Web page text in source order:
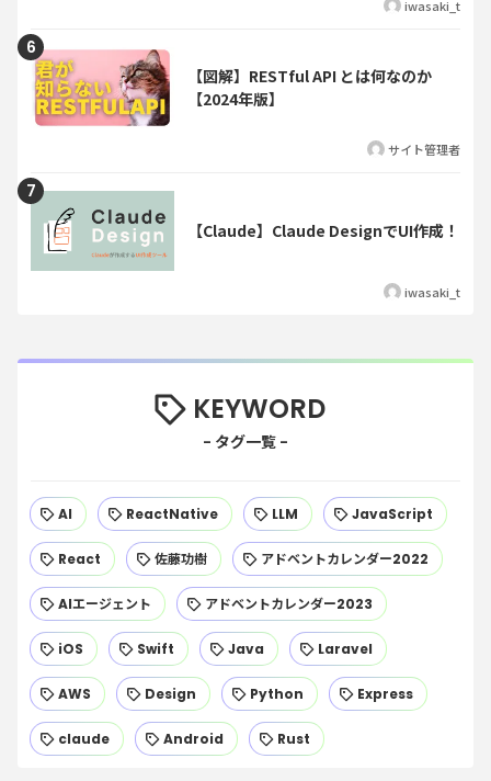
iwasaki_t
【図解】RESTful API とは何なのか
【2024年版】
サイト管理者
【Claude】Claude DesignでUI作成！
iwasaki_t
KEYWORD
AI ReactNative LLM JavaScript
React 佐藤功樹 アドベントカレンダー2022
AIエージェント アドベントカレンダー2023
iOS Swift Java Laravel
AWS Design Python Express
claude Android Rust